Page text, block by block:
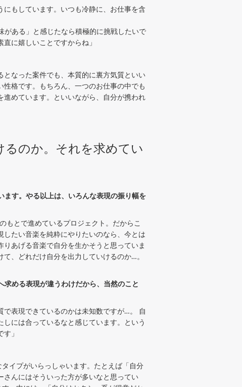
にもしています。いつも冷静に、お仕事を含
ある」と感じたなら積極的に挑戦したいで
に嬉しいことですからね」
となった案件でも、本質的に裏方気質といい
格です。もちろん、一つのお仕事の中でも
めています。といいながら、自分が携われ
るのか。それを求めてい
す。やる以上は、いろんな表現の振り幅を
もとで進めているプロジェクト。だからこ
たい音楽を純粋にやりたいのなら、今とは
あげる音楽で自分を生かそうと思っていま
、どれだけ自分を出力していけるのか…。
める表現が違うわけだから、当然のこと
で表現できているのかは未知数ですが…。 自
には合っているなと感じています。という
」
イプがいらっしゃいます。たとえば「自分
さんにはそういった方が多いなと思ってい